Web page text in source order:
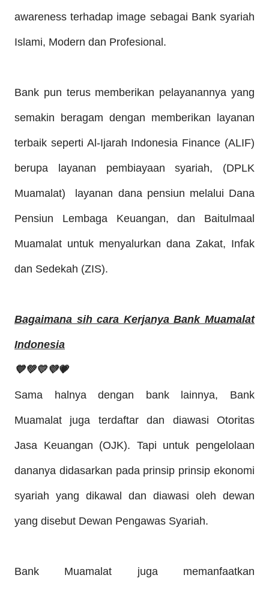
awareness terhadap image sebagai Bank syariah
Islami, Modern dan Profesional.
Bank pun terus memberikan pelayanannya yang
semakin beragam dengan memberikan layanan
terbaik seperti Al-Ijarah Indonesia Finance (ALIF)
berupa layanan pembiayaan syariah, (DPLK
Muamalat) layanan dana pensiun melalui Dana
Pensiun Lembaga Keuangan, dan Baitulmaal
Muamalat untuk menyalurkan dana Zakat, Infak
dan Sedekah (ZIS).
Bagaimana sih cara Kerjanya Bank Muamalat
Indonesia
💙💚💛💜💗
Sama halnya dengan bank lainnya, Bank
Muamalat juga terdaftar dan diawasi Otoritas
Jasa Keuangan (OJK). Tapi untuk pengelolaan
dananya didasarkan pada prinsip prinsip ekonomi
syariah yang dikawal dan diawasi oleh dewan
yang disebut Dewan Pengawas Syariah.
Bank Muamalat juga memanfaatkan